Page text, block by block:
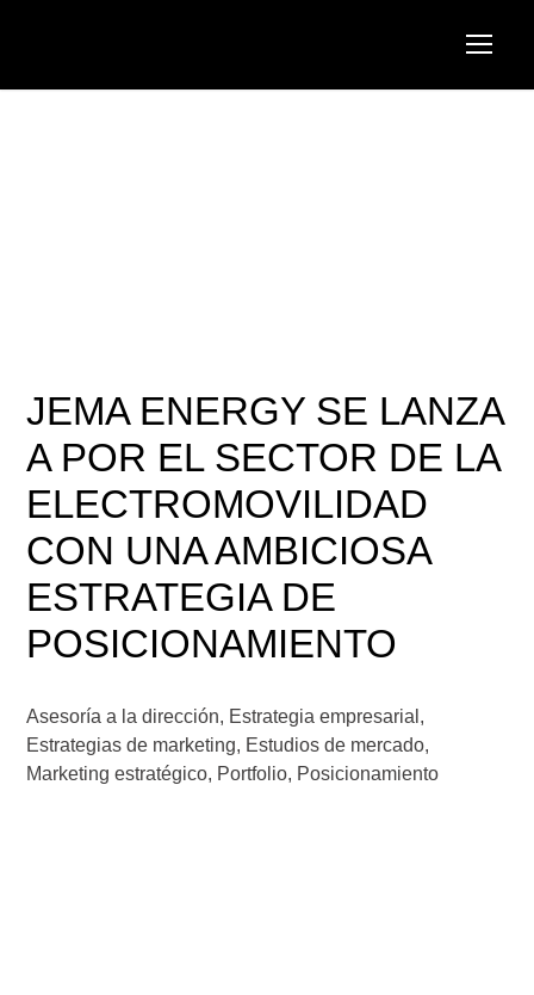
JEMA ENERGY SE LANZA
A POR EL SECTOR DE LA
ELECTROMOVILIDAD
CON UNA AMBICIOSA
ESTRATEGIA DE
POSICIONAMIENTO
Asesoría a la dirección, Estrategia empresarial ,
Estrategias de marketing, Estudios de mercado,
Marketing estratégico, Portfolio, Posicionamiento